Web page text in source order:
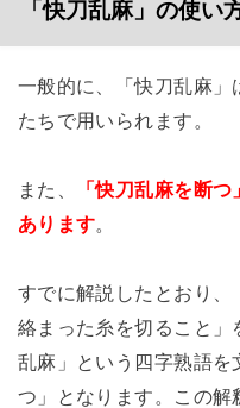
「快刀乱麻」の使い
一般的に、「快刀乱麻
たちで用いられます。
また、
「快刀乱麻を断
あります。
すでに解説したとおり、
絡まった糸を切ること」
乱麻」という四字熟語
つ」となります。この